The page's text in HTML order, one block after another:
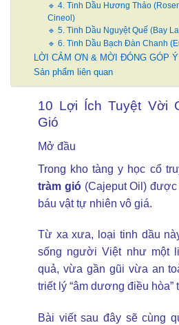
🔹 4. Tinh Dầu Hương Thảo
Cineol)
🔹 5. Tinh Dầu Nguyệt Quế (Bay
🔹 6. Tinh Dầu Bạch Đàn Chanh
LỜI CẢM ƠN & MỜI ĐÓNG GÓP
Sản phẩm liên quan
10 Lợi Ích Tuyệt Vời
Gió
Mở đầu
Trong kho tàng y học cổ
tràm gió(Cajeput Oil) được
báu vật tự nhiên vô giá.
Từ xa xưa, loại tinh dầu
sống người Việt như một
quả, vừa gần gũi vừa an
triết lý “âm dương điều hòa”
Bài viết sau đây sẽ cùng